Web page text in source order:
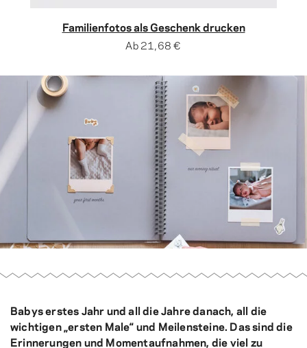
Familienfotos als Geschenk drucken
Ab21,68 €
Babys erstes Jahr und all die Jahre danach, all die
wichtigen „ersten Male“ und Meilensteine. Das sind die
Erinnerungen und Momentaufnahmen, die viel zu